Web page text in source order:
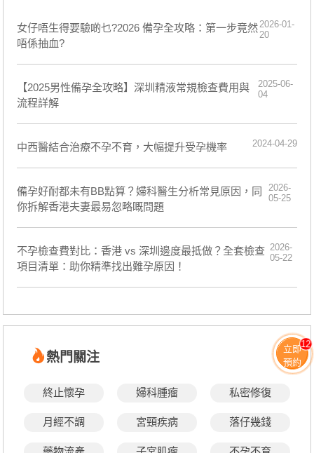
女仔唔生得要驗啲乜?2026 備孕全攻略：第一步竟然
唔係抽血?
2026-01-
20
【2025男性備孕全攻略】深圳精液常規檢查費用與
流程詳解
2025-06-
04
中西醫結合治療不孕不育，大幅提升受孕機率 2024-04-29
備孕好耐都未有BB點算？婦科醫生分析常見原因，同
你拆解香港夫妻最易忽略嘅問題
2026-
05-25
不孕檢查費對比：香港 vs 深圳邊度最抵做？全套檢查
項目清單：助你精準找出難孕原因！
2026-
05-22
熱門關注
終止懷孕 婦科腫瘤 私密修復
月經不調 宮頸疾病 落仔幾錢
立即
預約
12